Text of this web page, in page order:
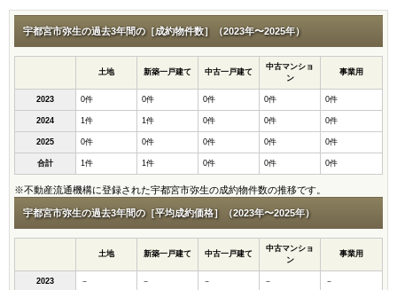
宇都宮市弥生の過去3年間の［成約物件数］（2023年〜2025年）
土地 新築一戸建て 中古一戸建て
中古マンショ
ン
事業用
2023 0件 0件 0件 0件 0件
2024 1件 1件 0件 0件 0件
2025 0件 0件 0件 0件 0件
合計 1件 1件 0件 0件 0件
※不動産流通機構に登録された宇都宮市弥生の成約物件数の推移です。
宇都宮市弥生の過去3年間の［平均成約価格］（2023年〜2025年）
土地 新築一戸建て 中古一戸建て
中古マンショ
ン
事業用
2023 － － － － －